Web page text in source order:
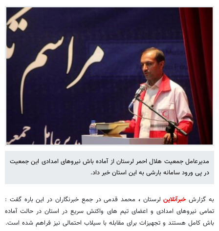
مدیرعامل جمعیت هلال احمر لرستان از آماده باش نیروهای امدادی این جمعیت
در پی ورود سامانه بارشی به این استان خبر داد.
به گزارشخبرآنلاینلرستان، محمد قدمی در جمع خبرنگاران در این باره گفت :
تمامی نیروهای امدادی و اعضای تیم های واکنش سریع در استان در حالت آماده
باش کامل هستند و تجهیزات برای مقابله با سیلاب احتمالی نیز فراهم شده است.